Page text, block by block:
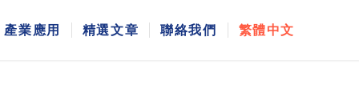
產業應用 精選文章 聯絡我們 繁體中文